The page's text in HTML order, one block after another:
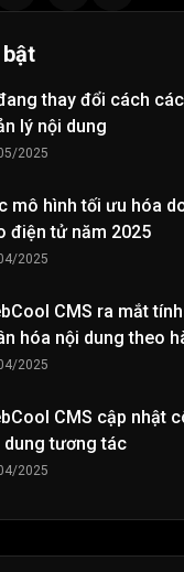
thay đổi cách
lý nội dung
2025
mô hình tối ưu hóa
điện tử năm 2025
2025
CMS ra mắt
hóa nội dung theo
2025
CMS cập nhật
dung tương tác
2025